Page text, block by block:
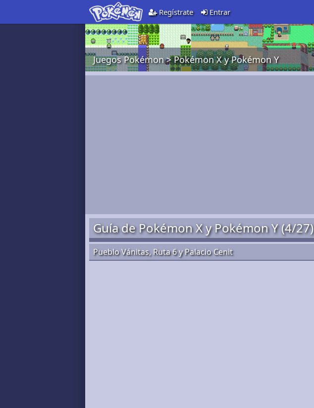
Regístrate Entrar
Juegos Pokémon>Pokémon X y Pokémon Y
Guía de Pokémon X y Pokémon Y (4/27)
Pueblo Vánitas, Ruta 6 y Palacio Cenit